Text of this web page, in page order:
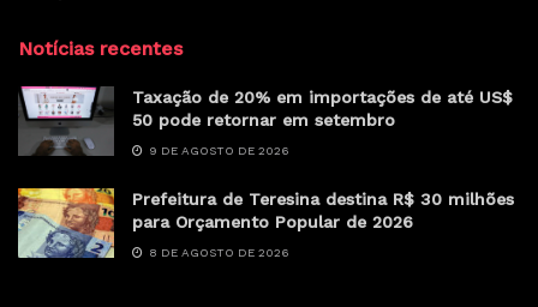
Notícias recentes
Taxação de 20% em importações de até US$
50 pode retornar em setembro
9 DE AGOSTO DE 2026
Prefeitura de Teresina destina R$ 30 milhões
para Orçamento Popular de 2026
8 DE AGOSTO DE 2026